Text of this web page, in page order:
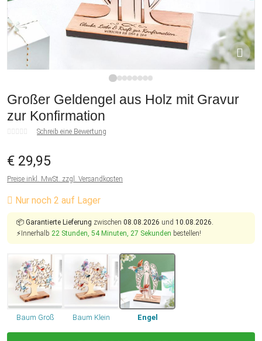
Großer Geldengel aus Holz mit Gravur
zur Konfirmation
Schreib eine Bewertung
€ 29,95
Preise inkl. MwSt. zzgl. Versandkosten
Nur noch 2 auf Lager
📦 Garantierte Lieferung zwischen 08.08.2026 und 10.08.2026.
⚡Innerhalb 22 Stunden, 54 Minuten, 27 Sekunden bestellen!
Baum Groß Baum Klein Engel